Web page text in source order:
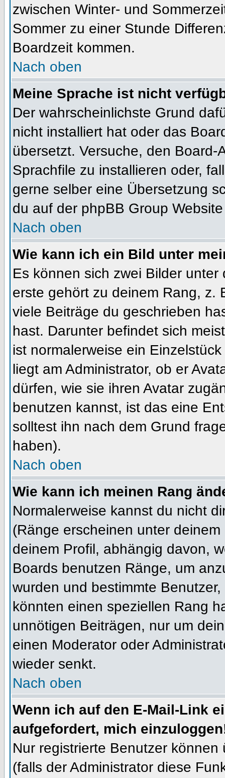
zwischen Winter- und
Sommer zu einer Stunde
Boardzeit kommen.
Nach oben
Meine Sprache ist nicht
Der wahrscheinlichste Grund
nicht installiert hat oder das
übersetzt. Versuche, den
Sprachfile zu installieren oder,
gerne selber eine Übersetzung
du auf der phpBB Group
Nach oben
Wie kann ich ein Bild unter
Es können sich zwei Bilder
erste gehört zu deinem Rang, z.
viele Beiträge du geschrieben
hast. Darunter befindet sich
ist normalerweise ein
liegt am Administrator, ob er
dürfen, wie sie ihren Avatar
benutzen kannst, ist das eine
solltest ihn nach dem Grund
haben).
Nach oben
Wie kann ich meinen Rang
Normalerweise kannst du nicht
(Ränge erscheinen unter
deinem Profil, abhängig davon,
Boards benutzen Ränge, um
wurden und bestimmte
könnten einen speziellen Rang
unnötigen Beiträgen, nur um
einen Moderator oder
wieder senkt.
Nach oben
Wenn ich auf den E-Mail-Link
aufgefordert, mich
Nur registrierte Benutzer
(falls der Administrator diese